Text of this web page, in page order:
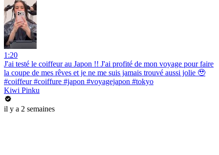
1:20
J'ai testé le coiffeur au Japon !! J'ai profité de mon voyage pour faire
la coupe de mes rêves et je ne me suis jamais trouvé aussi jolie 🥹
#coiffeur #coiffure #japon #voyagejapon #tokyo
Kiwi Pinku
il y a 2 semaines